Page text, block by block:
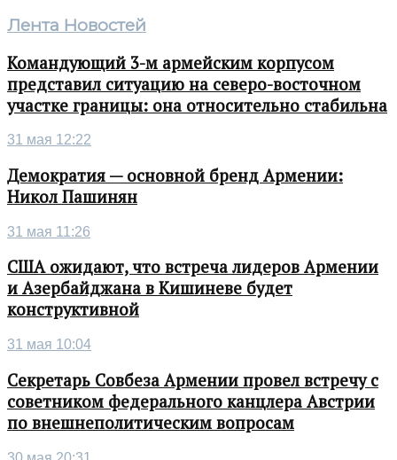
Лента Новостей
Командующий 3-м армейским корпусом
представил ситуацию на северо-восточном
участке границы: она относительно стабильна
31 мая 12:22
Демократия — основной бренд Армении:
Никол Пашинян
31 мая 11:26
США ожидают, что встреча лидеров Армении
и Азербайджана в Кишиневе будет
конструктивной
31 мая 10:04
Секретарь Совбеза Армении провел встречу с
советником федерального канцлера Австрии
по внешнеполитическим вопросам